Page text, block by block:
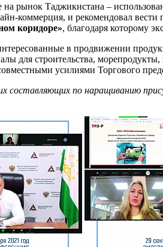
рынок Таджикистана –
коммерция, и рекомендовал
коридоре», благодаря которому
в продвижении
для строительства,
усилиями Торгового
составляющих по наращиванию